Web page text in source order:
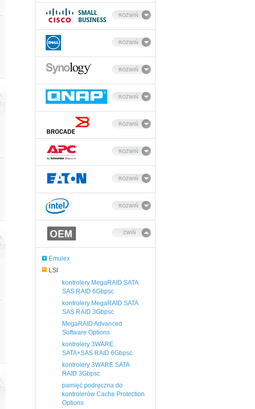
ROZWIŃ
ROZWIŃ
ROZWIŃ
ROZWIŃ
ROZWIŃ
ROZWIŃ
ROZWIŃ
ROZWIŃ
ZWIŃ
Emulex
LSI
kontrolery MegaRAID SATA
SAS RAID 6Gbpsc
kontrolery MegaRAID SATA
SAS RAID 3Gbpsc
MegaRAID Advanced
Software Options
kontrolery 3WARE
SATA+SAS RAID 6Gbpsc
kontrolery 3WARE SATA
RAID 3Gbpsc
pamięć podręczna do
kontrolerów Cache Protection
Options